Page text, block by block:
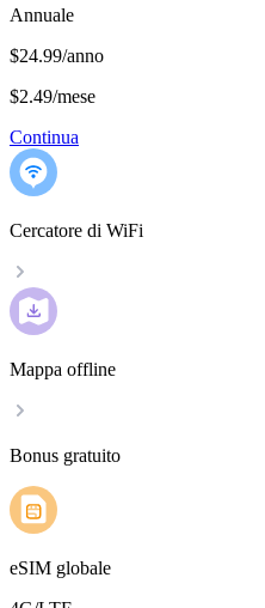
Annuale
$24.99/anno
$2.49/mese
Continua
Cercatore di WiFi
Mappa offline
Bonus gratuito
eSIM globale